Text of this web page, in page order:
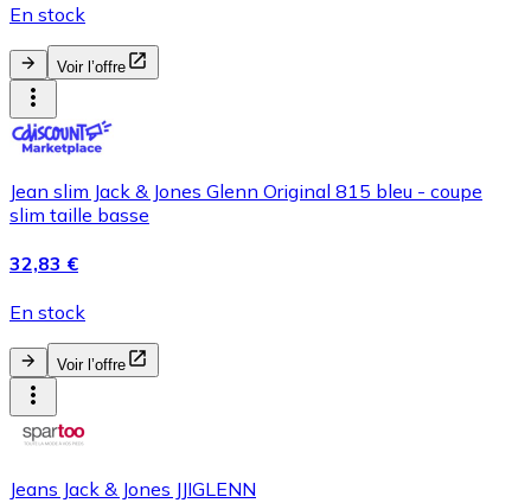
En stock
Voir l’offre
Jean slim Jack & Jones Glenn Original 815 bleu - coupe
slim taille basse
32,83 €
En stock
Voir l’offre
Jeans Jack & Jones JJIGLENN